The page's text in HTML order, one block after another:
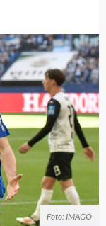
Foto: IMAGO